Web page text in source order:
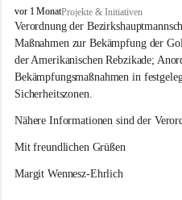
O
s
l
i
p
vor 1 MonatProjekte & Initiativen
Verordnung der
Maßnahmen zur Bekämpfung der
der Amerikanischen Rebzikade;
Bekämpfungsmaßnahmen in
Sicherheitszonen.
Nähere Informationen sind der
Mit freundlichen Grüßen
Margit Wennesz-Ehrlich